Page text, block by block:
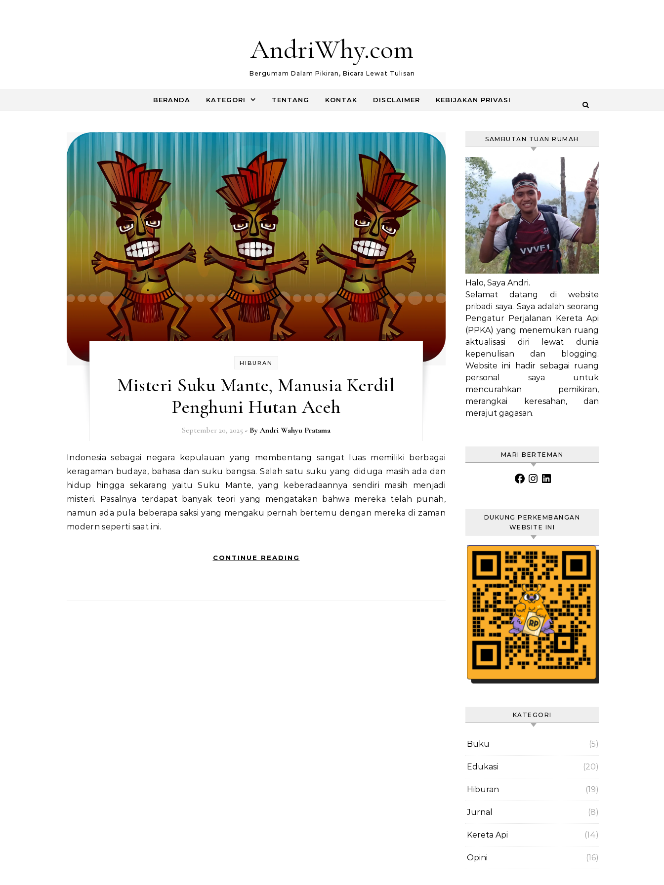
AndriWhy.com
Bergumam Dalam Pikiran, Bicara Lewat Tulisan
BERANDA KATEGORI TENTANG KONTAK DISCLAIMER KEBIJAKAN PRIVASI
HIBURAN
Misteri Suku Mante, Manusia Kerdil
Penghuni Hutan Aceh
September 20, 2025 - By Andri Wahyu Pratama
Indonesia sebagai negara kepulauan yang membentang sangat luas memiliki berbagai
keragaman budaya, bahasa dan suku bangsa. Salah satu suku yang diduga masih ada dan
hidup hingga sekarang yaitu Suku Mante, yang keberadaannya sendiri masih menjadi
misteri. Pasalnya terdapat banyak teori yang mengatakan bahwa mereka telah punah,
namun ada pula beberapa saksi yang mengaku pernah bertemu dengan mereka di zaman
modern seperti saat ini.
CONTINUE READING
SAMBUTAN TUAN RUMAH
Halo, Saya Andri.
Selamat datang di website
pribadi saya. Saya adalah seorang
Pengatur Perjalanan Kereta Api
(PPKA) yang menemukan ruang
aktualisasi diri lewat dunia
kepenulisan dan blogging.
Website ini hadir sebagai ruang
personal saya untuk
mencurahkan pemikiran,
merangkai keresahan, dan
merajut gagasan.
MARI BERTEMAN
Facebook
Instagram
LinkedIn
DUKUNG PERKEMBANGAN
WEBSITE INI
KATEGORI
Buku (5)
Edukasi (20)
Hiburan (19)
Jurnal (8)
Kereta Api (14)
Opini (16)